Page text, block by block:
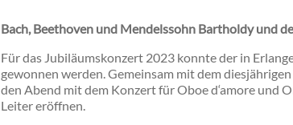
Bach, Beethoven und Mendelssohn Bartholdy und
Für das Jubiläumskonzert 2023 konnte der in
gewonnen werden. Gemeinsam mit dem
den Abend mit dem Konzert für Oboe d‘amore und
Leiter eröffnen.